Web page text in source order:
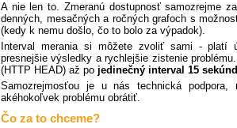
A nie len to. Zmeranú dostupnosť samozrejme
denných, mesačných a ročných grafoch s
(kedy k nemu došlo, čo to bolo za výpadok).
Interval merania si môžete zvoliť sami -
presnejšie výsledky a rychlejšie zistenie
(HTTP HEAD) až po jedinečný interval 15 sekúnd
Samozrejmosťou je u nás technická
akéhokoľvek problému obrátiť.
Čo za to chceme?